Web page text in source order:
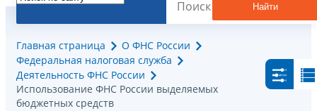
Найти
Главная страница
О ФНС России
Федеральная налоговая служба
Деятельность ФНС России
Использование ФНС России выделяемых
бюджетных средств